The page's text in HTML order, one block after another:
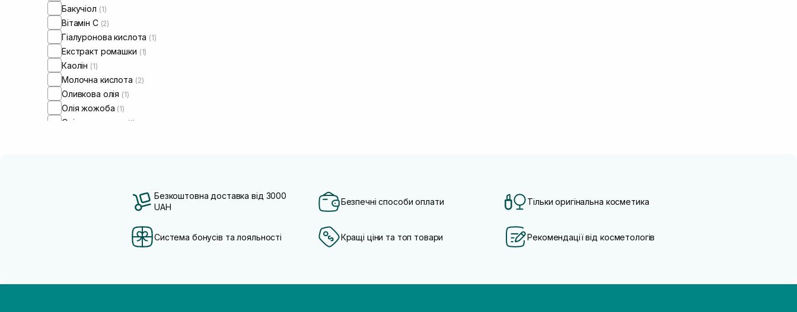
Бакучіол (1)
Вітамін C (2)
Гіалуронова кислота (1)
Екстракт ромашки (1)
Каолін (1)
Молочна кислота (2)
Оливкова олія (1)
Олія жожоба (1)
Олія соняшнику (1)
Безкоштовна доставка від 3000
UAH
Безпечні способи оплати Тільки оригінальна косметика
Система бонусів та лояльності Кращі ціни та топ товари Рекомендації від косметологів